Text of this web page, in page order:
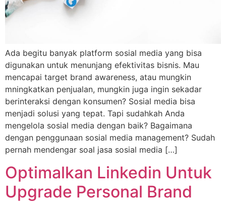
Ada begitu banyak platform sosial media yang bisa
digunakan untuk menunjang efektivitas bisnis. Mau
mencapai target brand awareness, atau mungkin
mningkatkan penjualan, mungkin juga ingin sekadar
berinteraksi dengan konsumen? Sosial media bisa
menjadi solusi yang tepat. Tapi sudahkah Anda
mengelola sosial media dengan baik? Bagaimana
dengan penggunaan sosial media management? Sudah
pernah mendengar soal jasa sosial media […]
Optimalkan Linkedin Untuk
Upgrade Personal Brand